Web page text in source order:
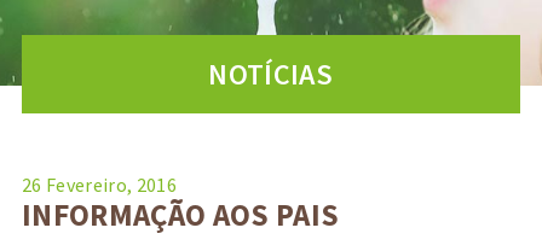
NOTÍCIAS
26 Fevereiro, 2016
INFORMAÇÃO AOS PAIS